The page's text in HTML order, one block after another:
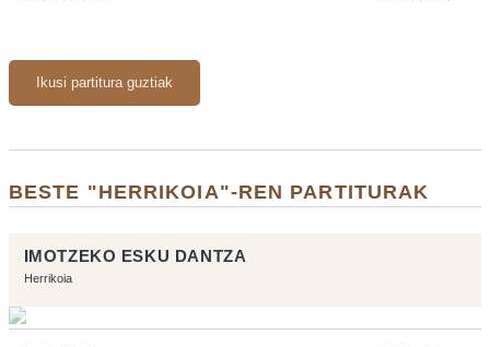
Ikusi partitura guztiak
BESTE "HERRIKOIA"-REN PARTITURAK
IMOTZEKO ESKU DANTZA
Herrikoia